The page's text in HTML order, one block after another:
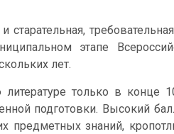
старательная,
этапе
лет.
только в конце
подготовки. Высокий
предметных знаний,